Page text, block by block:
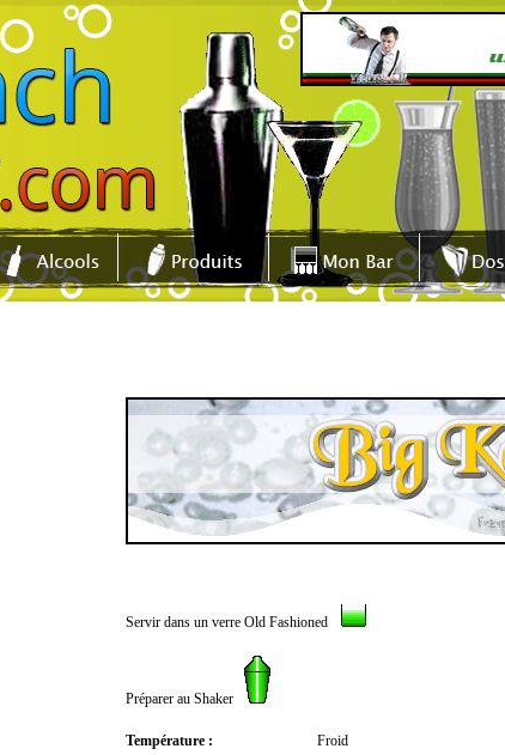
Servir dans un verre Old Fashioned
Préparer au Shaker
Température :
Froid